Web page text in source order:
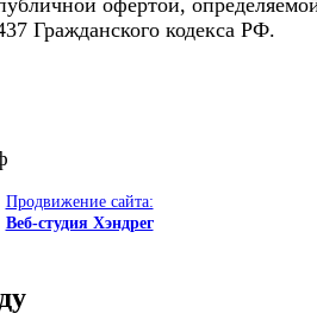
Гражданского кодекса РФ.
Продвижение сайта:
Веб-студия Хэндрег